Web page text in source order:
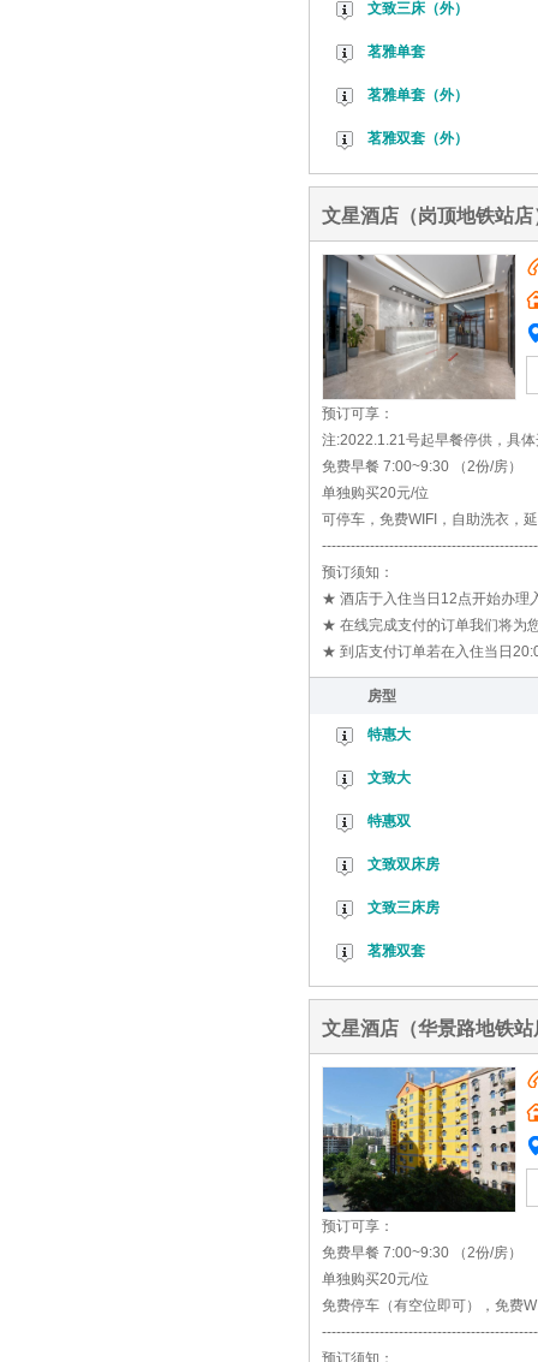
文致三床（外）
茗雅单套
茗雅单套（外）
茗雅双套（外）
文星酒店（岗顶地铁站店
预订可享：
注:2022.1.21号起早餐停供，具
免费早餐 7:00~9:30 （2份/房）
单独购买20元/位
可停车，免费WIFI，自助洗衣，
预订须知：
★ 酒店于入住当日12点开始办理
★ 在线完成支付的订单我们将为
★ 到店支付订单若在入住当日
房型
特惠大
文致大
特惠双
文致双床房
文致三床房
茗雅双套
文星酒店（华景路地铁站
预订可享：
免费早餐 7:00~9:30 （2份/房）
单独购买20元/位
免费停车（有空位即可），免费
预订须知：